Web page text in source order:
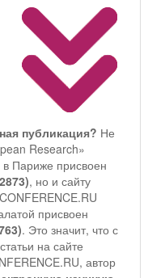
публикация? Не
Research»
Париже присвоен
, но и сайту
присвоен
. Это значит, что с
на сайте
автор